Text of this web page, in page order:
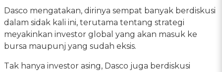
Dasco mengatakan, dirinya sempat banyak berdiskusi
dalam sidak kali ini, terutama tentang strategi
meyakinkan investor global yang akan masuk ke
bursa maupunj yang sudah eksis.
Tak hanya investor asing, Dasco juga berdiskusi